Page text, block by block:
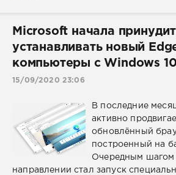
Microsoft начала
устанавливать новый
компьютеры с Windows
15/09/2020 23:06
В последние
активно
обновлённый
построенный на
Очередным шагом
направлении стал запуск